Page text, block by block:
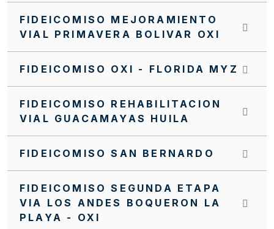
INVITACIÓN INTERNA NO. SI0062 FFIE DE
2022
INVITACIÓN CERRADA SC0188 FFIE 2025
INVITACIÓN CERRADA SC0186 FFIE 2025
INVITACIÓN CERRADA SC0182 FFIE 2025
FIDEICOMISO MEJORAMIENTO
VIAL PRIMAVERA BOLIVAR OXI
FIDEICOMISO OXI - FLORIDA MYZ
FIDEICOMISO REHABILITACION
VIAL GUACAMAYAS HUILA
FIDEICOMISO SAN BERNARDO
FIDEICOMISO SEGUNDA ETAPA
VIA LOS ANDES BOQUERON LA
PLAYA - OXI